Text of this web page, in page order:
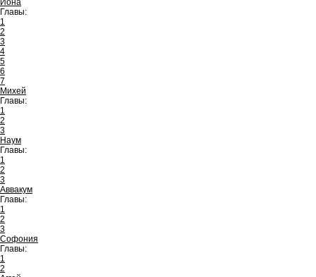
Иона
Главы:
1
2
3
4
5
6
7
Михей
Главы:
1
2
3
Наум
Главы:
1
2
3
Аввакум
Главы:
1
2
3
Софония
Главы:
1
2